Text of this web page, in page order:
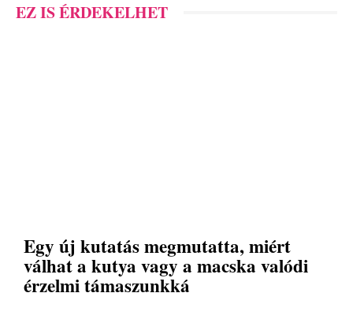
EZ IS ÉRDEKELHET
Egy új kutatás megmutatta, miért
válhat a kutya vagy a macska valódi
érzelmi támaszunkká